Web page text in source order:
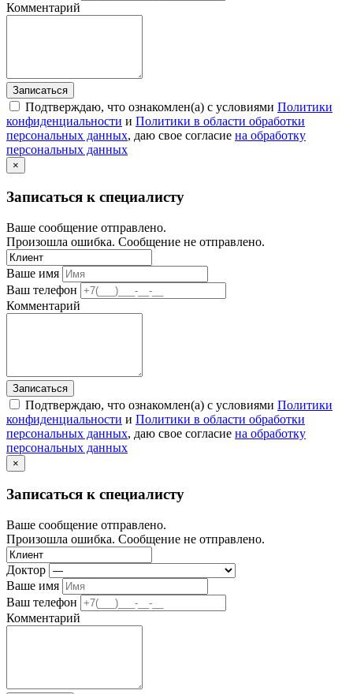
Комментарий
Записаться
Подтверждаю, что ознакомлен(а) с условиями Политики
конфиденциальности и Политики в области обработки
персональных данных, даю свое согласие на обработку
персональных данных
×
Записаться к специалисту
Ваше сообщение отправлено.
Произошла ошибка. Сообщение не отправлено.
Ваше имя
Ваш телефон
Комментарий
Записаться
Подтверждаю, что ознакомлен(а) с условиями Политики
конфиденциальности и Политики в области обработки
персональных данных, даю свое согласие на обработку
персональных данных
×
Записаться к специалисту
Ваше сообщение отправлено.
Произошла ошибка. Сообщение не отправлено.
Доктор
Ваше имя
Ваш телефон
Комментарий